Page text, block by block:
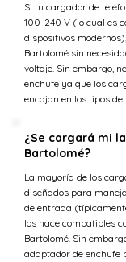
Si tu cargador de
100-240 V (lo cual es
dispositivos
Bartolomé sin
voltaje. Sin embargo,
enchufe ya que los
encajan en los tipos de
¿Se cargará mi
Bartolomé?
La mayoría de los
diseñados para
de entrada
los hace compatibles
Bartolomé. Sin
adaptador de enchufe